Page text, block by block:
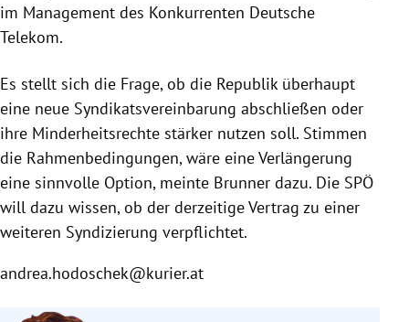
im Management des Konkurrenten Deutsche
Telekom.
Es stellt sich die Frage, ob die Republik überhaupt
eine neue Syndikatsvereinbarung abschließen oder
ihre Minderheitsrechte stärker nutzen soll. Stimmen
die Rahmenbedingungen, wäre eine Verlängerung
eine sinnvolle Option, meinte Brunner dazu. Die SPÖ
will dazu wissen, ob der derzeitige Vertrag zu einer
weiteren Syndizierung verpflichtet.
andrea.hodoschek@kurier.at